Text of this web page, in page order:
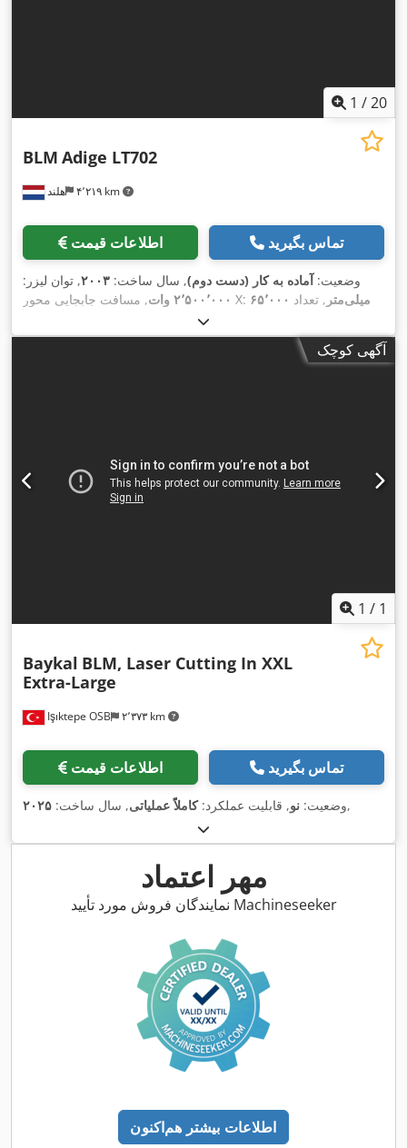
1 /20
هلند ۴٬۲۱۹ km
BLM Adige LT702
اطلاعات قیمت تماس بگیرید
وضعیت:آماده به کار (دست دوم), سال ساخت: ۲۰۰۳, توان لیزر:
۲٬۵۰۰٬۰۰۰ وات , مسافت جابجایی محور X: ۶۵٬۰۰۰ میلی‌متر , تعداد
آگهی کوچک
1 / 1
Işıktepe OSB ۲٬۳۷۳ km
Baykal BLM, Laser Cutting In XXL
Extra-Large
اطلاعات قیمت تماس بگیرید
وضعیت: نو, قابلیت عملکرد:کاملاً عملیاتی, سال ساخت: ۲۰۲۵ ,
مهر اعتماد
نمایندگان فروش مورد تأیید Machineseeker
اطلاعات بیشتر هم‌اکنون